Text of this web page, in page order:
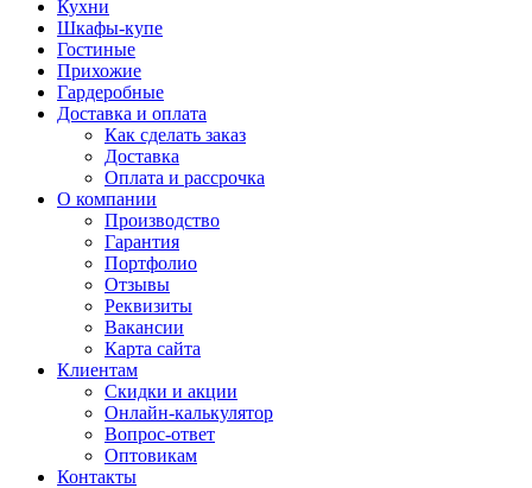
Кухни
Шкафы-купе
Гостиные
Прихожие
Гардеробные
Доставка и оплата
Как сделать заказ
Доставка
Оплата и рассрочка
О компании
Производство
Гарантия
Портфолио
Отзывы
Реквизиты
Вакансии
Карта сайта
Клиентам
Скидки и акции
Онлайн-калькулятор
Вопрос-ответ
Оптовикам
Контакты